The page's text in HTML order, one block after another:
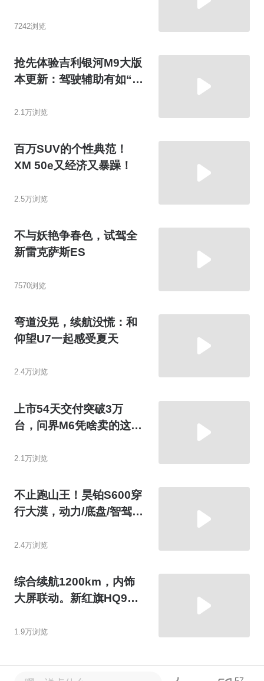
7242浏览
抢先体验吉利银河M9大版
本更新：驾驶辅助有如“穿
2.1万浏览
百万SUV的个性典范！
XM 50e又经济又暴躁！
2.5万浏览
不与妖艳争春色，试驾全
新雷克萨斯ES
7570浏览
弯道没晃，续航没慌：和
仰望U7一起感受夏天
2.4万浏览
上市54天交付突破3万
台，问界M6凭啥卖的这么
2.1万浏览
不止跑山王！昊铂S600穿
行大漠，动力/底盘/智驾皆
2.4万浏览
综合续航1200km，内饰
大屏联动。新红旗HQ9升
1.9万浏览